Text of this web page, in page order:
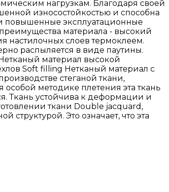
нагрузкам. Благодаря своей
износостойкостью и способна
повышенные эксплуатационные
материала - высокий
настилочных слоев термоклеем.
распыляется в виде паутины.
материал высокой
Soft filling Нетканый материал с
стеганой ткани,
методике плетения эта ткань
Ткань устойчива к деформации и
ткани Double jacquard,
структурой. Это означает, что эта